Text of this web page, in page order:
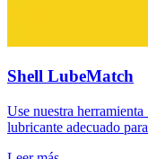
Shell LubeMatch
Use nuestra
lubricante adecuado